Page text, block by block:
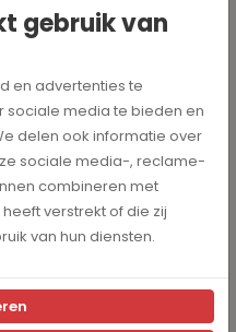
koffiebonen?
hangt af van jouw
die je gebruikt. Hier zijn
Probeer een blend met
gebruik van
en advertenties te
sociale media te bieden en
delen ook informatie over
sociale media-, reclame-
combineren met
verstrekt of die zij
van hun diensten.